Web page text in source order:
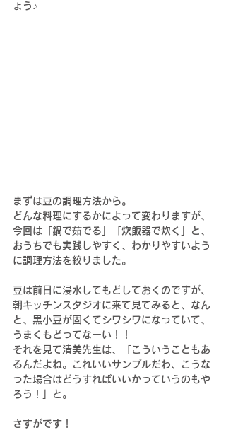
ょう♪
まずは豆の調理方法から。
どんな料理にするかによって変わりますが、
今回は「鍋で茹でる」「炊飯器で炊く」と、
おうちでも実践しやすく、わかりやすいよう
に調理方法を絞りました。
豆は前日に浸水してもどしておくのですが、
朝キッチンスタジオに来て見てみると、なん
と、黒小豆が固くてシワシワになっていて、
うまくもどってなーい！！
それを見て清美先生は、「こういうこともあ
るんだよね。これいいサンプルだわ、こうな
った場合はどうすればいいかっていうのもや
ろう！」と。
さすがです！